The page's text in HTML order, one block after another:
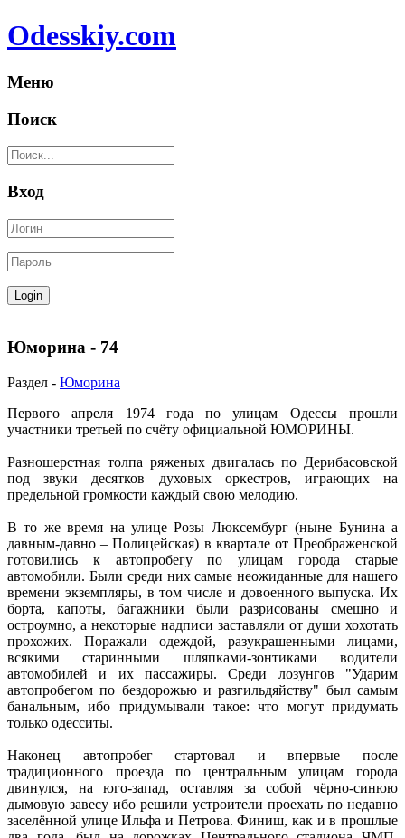
Odesskiy.com
Меню
Поиск
Вход
Юморина - 74
Раздел - Юморина
Первого апреля 1974 года по улицам Одессы прошли
участники третьей по счёту официальной ЮМОРИНЫ.
Разношерстная толпа ряженых двигалась по Дерибасовской
под звуки десятков духовых оркестров, играющих на
предельной громкости каждый свою мелодию.
В то же время на улице Розы Люксембург (ныне Бунина а
давным-давно – Полицейская) в квартале от Преображенской
готовились к автопробегу по улицам города старые
автомобили. Были среди них самые неожиданные для нашего
времени экземпляры, в том числе и довоенного выпуска. Их
борта, капоты, багажники были разрисованы смешно и
остроумно, а некоторые надписи заставляли от души хохотать
прохожих. Поражали одеждой, разукрашенными лицами,
всякими старинными шляпками-зонтиками водители
автомобилей и их пассажиры. Среди лозунгов "Ударим
автопробегом по бездорожью и разгильдяйству" был самым
банальным, ибо придумывали такое: что могут придумать
только одесситы.
Наконец автопробег стартовал и впервые после
традиционного проезда по центральным улицам города
двинулся, на юго-запад, оставляя за собой чёрно-синюю
дымовую завесу ибо решили устроители проехать по недавно
заселённой улице Ильфа и Петрова. Финиш, как и в прошлые